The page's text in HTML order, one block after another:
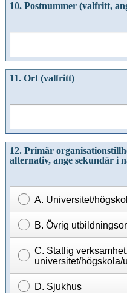
10. Postnummer (valfritt,
11. Ort (valfritt)
12.Primär
alternativ, ange sekundär i
A. Universitet/
B. Övrig
C. Statlig
universitet/
D. Sjukhus